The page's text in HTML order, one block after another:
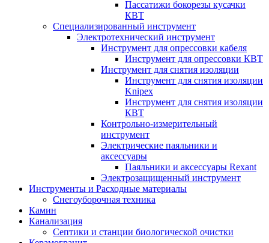
Пассатижи бокорезы кусачки
КВТ
Специализированный инструмент
Электротехнический инструмент
Инструмент для опрессовки кабеля
Инструмент для опрессовки КВТ
Инструмент для снятия изоляции
Инструмент для снятия изоляции
Knipex
Инструмент для снятия изоляции
КВТ
Контрольно-измерительный
инструмент
Электрические паяльники и
аксессуары
Паяльники и аксессуары Rexant
Электрозащищенный инструмент
Инструменты и Расходные материалы
Снегоуборочная техника
Камин
Канализация
Септики и станции биологической очистки